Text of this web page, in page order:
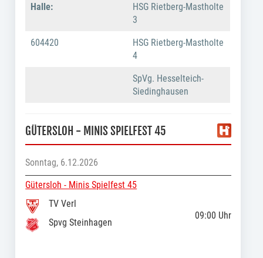
Halle:
HSG Rietberg-Mastholte
3
604420
HSG Rietberg-Mastholte
4
SpVg. Hesselteich-
Siedinghausen
GÜTERSLOH - MINIS SPIELFEST 45
Sonntag, 6.12.2026
Gütersloh - Minis Spielfest 45
TV Verl
Spvg Steinhagen
09:00 Uhr